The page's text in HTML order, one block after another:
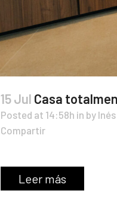
15 Jul Casa
Posted at 14:58h in by
Compartir
Leer más